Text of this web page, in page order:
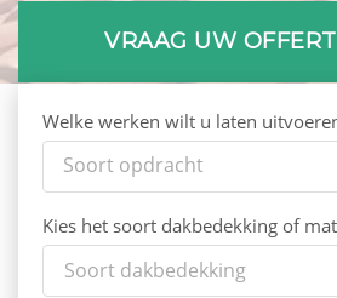
VRAAG UW
Welke werken wilt u laten
Soort opdracht
Kies het soort dakbedekking of
Soort dakbedekking